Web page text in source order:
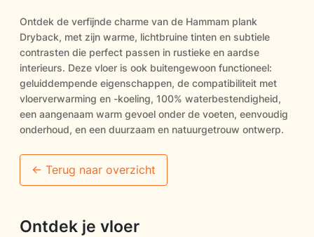
Ontdek je vloer
Ontdek de verfijnde charme van de Hammam plank
Dryback, met zijn warme, lichtbruine tinten en subtiele
contrasten die perfect passen in rustieke en aardse
interieurs. Deze vloer is ook buitengewoon functioneel:
geluiddempende eigenschappen, de compatibiliteit met
vloerverwarming en -koeling, 100% waterbestendigheid,
een aangenaam warm gevoel onder de voeten, eenvoudig
onderhoud, en een duurzaam en natuurgetrouw ontwerp.
<- Terug naar overzicht